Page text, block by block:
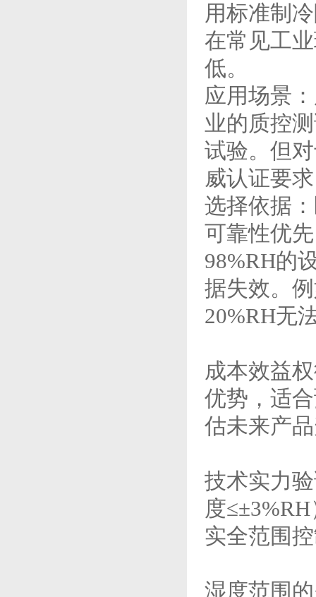
用标准制
在常见工
低。
应用场景
业的质控
试验。但
威认证要
选择依据
可靠性优
98%RH的
据失效。
20%RH无
成本效益
优势，适
估未来产
技术实力
度
实全范围
湿度范围